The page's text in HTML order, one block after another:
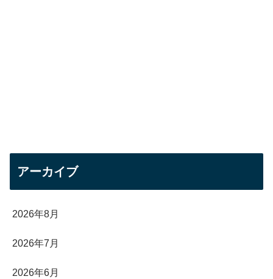
アーカイブ
2026年8月
2026年7月
2026年6月